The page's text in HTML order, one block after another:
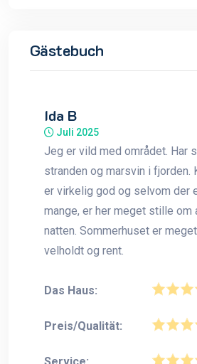
Gästebuch
Ida B
Juli 2025
Jeg er vild med området. Har
stranden og marsvin i fjorden.
er virkelig god og selvom der
mange, er her meget stille om
natten. Sommerhuset er
velholdt og rent.
Das Haus:
Preis/Qualität:
Service: